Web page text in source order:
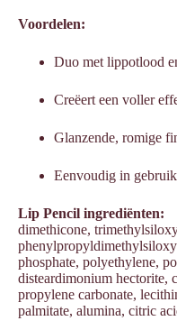
Voordelen:
Duo met lippotlood
Creëert een voller
Glanzende, romige
Eenvoudig in gebruik
Lip Pencil ingrediënten:
dimethicone,
phosphate, polyethylene,
disteardimonium hectorite,
propylene carbonate,
palmitate, alumina, citric